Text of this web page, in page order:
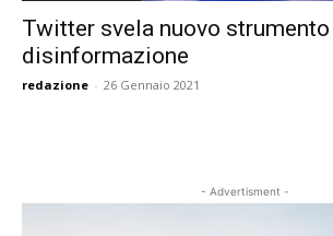
Twitter svela nuovo
disinformazione
redazione - 26 Gennaio 2021
- Advertisment -